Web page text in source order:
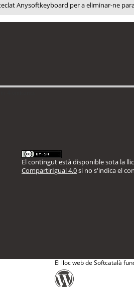
Anysoftkeyboard per a eliminar-ne
El contingut està disponible sota la
CompartirIgual 4.0si no s'indica el
El lloc web de Softcatalà